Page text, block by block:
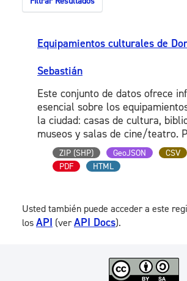
Equipamientos culturales de
Sebastián
Este conjunto de datos ofrece
esencial sobre los
la ciudad: casas de cultura,
museos y salas de cine/teatro.
ZIP (SHP) GeoJSON CSV
PDF
HTML
Usted también puede acceder a este
los API (verAPI Docs).